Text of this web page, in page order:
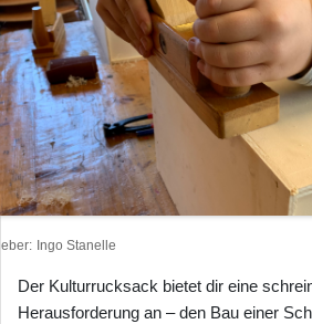
Ingo Stanelle
Der Kulturrucksack bietet dir eine
Herausforderung an – den Bau einer